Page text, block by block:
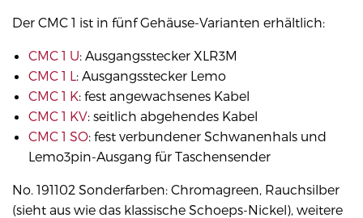
Der CMC 1 ist in fünf Gehäuse-Varianten erhältlich:
CMC 1 U: Ausgangsstecker XLR3M
CMC 1 L: Ausgangsstecker Lemo
CMC 1 K: fest angewachsenes Kabel
CMC 1 KV: seitlich abgehendes Kabel
CMC 1 SO: fest verbundener Schwanenhals und
Lemo3pin-Ausgang für Taschensender
No. 191102 Sonderfarben: Chromagreen, Rauchsilber
(sieht aus wie das klassische Schoeps-Nickel), weitere